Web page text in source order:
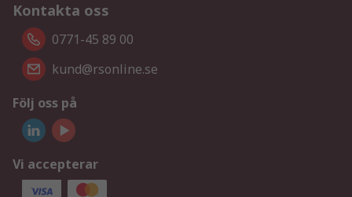
Kontakta oss
0771-45 89 00
kund@rsonline.se
Följ oss på
Vi accepterar